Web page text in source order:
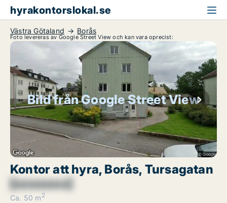
hyrakontorslokal.se
Västra Götaland Borås
Foto levereras av Google Street View och kan vara oprecist:
Bild från Google Street View
Kontor att hyra, Borås, Tursagatan
[xxxxxxxx]
Ca. 50 m 2